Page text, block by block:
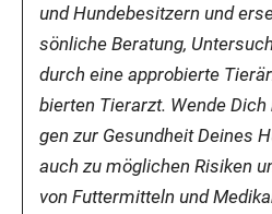
und Hun­de­be­sit­zern und
sön­li­che Bera­tung,
durch eine appro­bier­te
bier­ten Tier­arzt. Wen­de
gen zur Gesund­heit Dei­nes
auch zu mög­li­chen Risi­ken
von Fut­ter­mit­teln und